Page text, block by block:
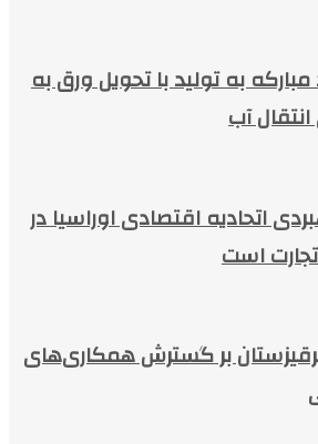
به تولید با تحویل ورق به
آب
اتحادیه اقتصادی اوراسیا در
است
بر گسترش همکاری‌های